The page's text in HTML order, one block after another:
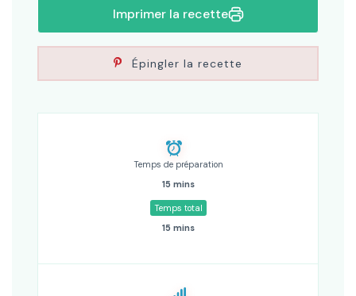
Imprimer la recette
Épingler la recette
Temps de préparation
15 mins
Temps total
15 mins